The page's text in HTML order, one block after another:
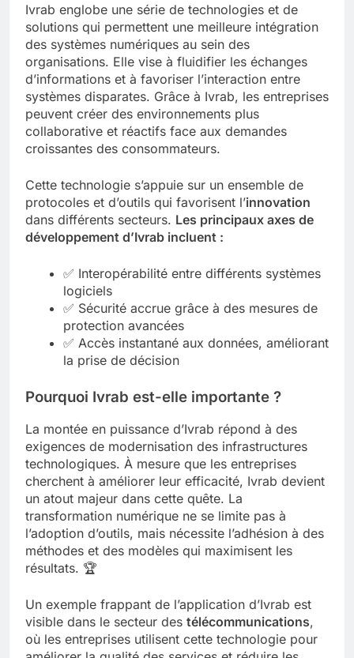
Ivrab englobe une série de technologies et de
solutions qui permettent une meilleure intégration
des systèmes numériques au sein des
organisations. Elle vise à fluidifier les échanges
d’informations et à favoriser l’interaction entre
systèmes disparates. Grâce à Ivrab, les entreprises
peuvent créer des environnements plus
collaborative et réactifs face aux demandes
croissantes des consommateurs.
Cette technologie s’appuie sur un ensemble de
protocoles et d’outils qui favorisent l’innovation
dans différents secteurs. Les principaux axes de
développement d’Ivrab incluent :
✅ Interopérabilité entre différents systèmes
logiciels
✅ Sécurité accrue grâce à des mesures de
protection avancées
✅ Accès instantané aux données, améliorant
la prise de décision
Pourquoi Ivrab est-elle importante ?
La montée en puissance d’Ivrab répond à des
exigences de modernisation des infrastructures
technologiques. À mesure que les entreprises
cherchent à améliorer leur efficacité, Ivrab devient
un atout majeur dans cette quête. La
transformation numérique ne se limite pas à
l’adoption d’outils, mais nécessite l’adhésion à des
méthodes et des modèles qui maximisent les
résultats. 🏆
Un exemple frappant de l’application d’Ivrab est
visible dans le secteur des télécommunications,
où les entreprises utilisent cette technologie pour